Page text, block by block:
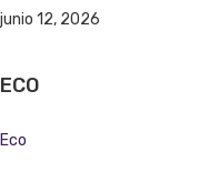
junio 12, 2026
ECO
Eco